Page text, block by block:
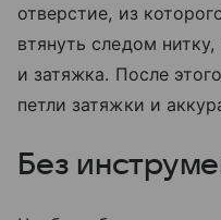
отверстие, из
втянуть следом
и затяжка. После
петли затяжки и
Без